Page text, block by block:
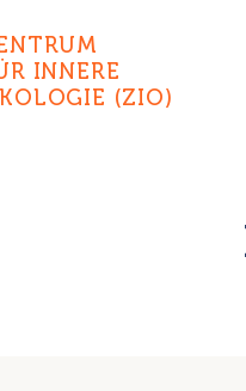
INNERE
(ZIO)